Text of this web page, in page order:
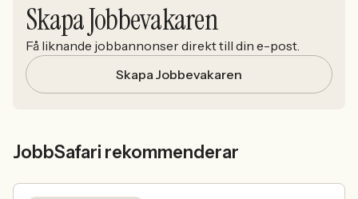
Skapa Jobbevakaren
Få liknande jobbannonser direkt till din e-post.
Skapa Jobbevakaren
JobbSafari rekommenderar